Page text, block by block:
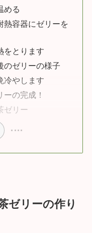
める
熱容器にゼリーを
をとります
のゼリーの様子
冷やします
の完成！
ゼリー
ゼリーの作り